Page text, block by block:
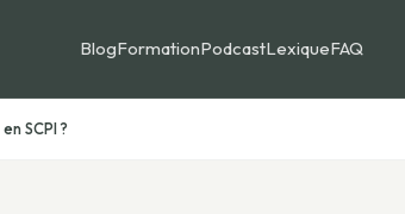
BlogFormationPodcastLexiqueFAQ
SCPI ?